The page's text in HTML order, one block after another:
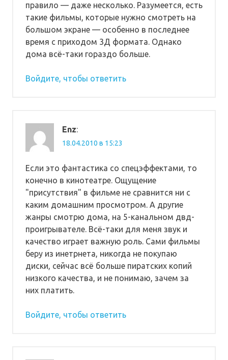
правило — даже несколько. Разумеется, есть
такие фильмы, которые нужно смотреть на
большом экране — особенно в последнее
время с приходом 3Д формата. Однако
дома всё-таки гораздо больше.
Войдите, чтобы ответить
Enz:
18.04.2010 в 15:23
Если это фантастика со спецэффектами, то
конечно в кинотеатре. Ощущение
"присутствия" в фильме не сравнится ни с
каким домашним просмотром. А другие
жанры смотрю дома, на 5-канальном двд-
проигрывателе. Всё-таки для меня звук и
качество играет важную роль. Сами фильмы
беру из инетрнета, никогда не покупаю
диски, сейчас всё больше пиратских копий
низкого качества, и не понимаю, зачем за
них платить.
Войдите, чтобы ответить